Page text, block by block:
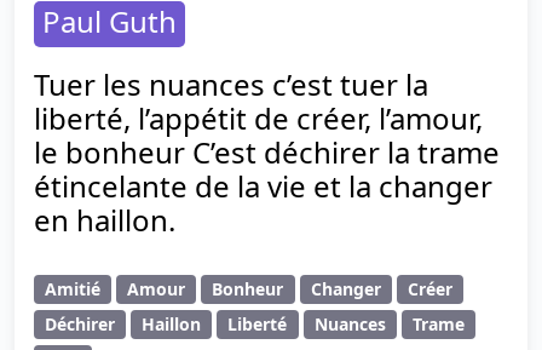
Paul Guth
Tuer les nuances c’est tuer la
liberté, l’appétit de créer, l’amour,
le bonheur C’est déchirer la trame
étincelante de la vie et la changer
en haillon.
Amitié Amour Bonheur Changer
Créer
Déchirer
Haillon Liberté Nuances
Trame